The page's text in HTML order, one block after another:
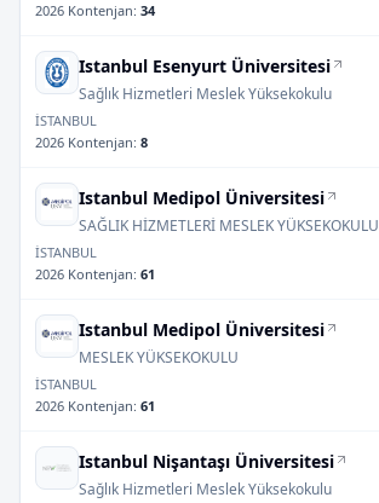
2026 Kontenjan: 34
Istanbul Esenyurt Üniversitesi
Sağlık Hizmetleri Meslek Yüksekokulu
İSTANBUL
2026 Kontenjan: 8
Istanbul Medipol Üniversitesi
SAĞLIK HİZMETLERİ MESLEK YÜKSEKOKULU
İSTANBUL
2026 Kontenjan: 61
Istanbul Medipol Üniversitesi
MESLEK YÜKSEKOKULU
İSTANBUL
2026 Kontenjan: 61
Istanbul Nişantaşı Üniversitesi
Sağlık Hizmetleri Meslek Yüksekokulu